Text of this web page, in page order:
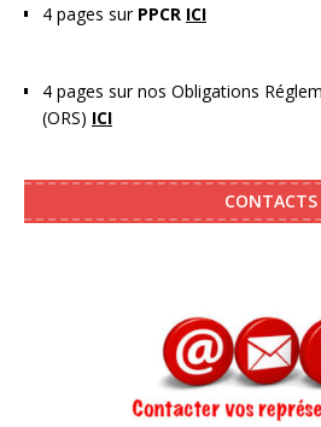
4 pages sur PPCR ICI
4 pages sur nos Obligations
(ORS) ICI
CONTACTS